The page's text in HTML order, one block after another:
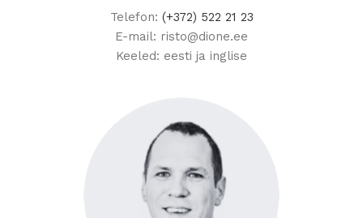
Telefon: (+372) 522 21 23
E-mail: risto@dione.ee
Keeled: eesti ja inglise